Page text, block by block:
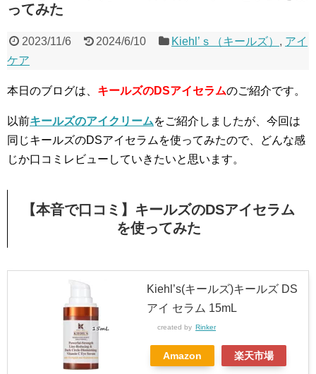
ってみた
2023/11/6 2024/6/10 Kiehl’ｓ（キールズ） , アイ
ケア
本日のブログは、 キールズのDSアイセラムのご紹介です。
以前キールズのアイクリームをご紹介しましたが、今回は
同じキールズのDSアイセラムを使ってみたので、どんな感
じか口コミレビューしていきたいと思います。
【本音で口コミ】キールズのDSアイセラム
を使ってみた
Kiehl’s(キールズ)キールズ DS
アイ セラム 15mL
created by Rinker
Amazon 楽天市場